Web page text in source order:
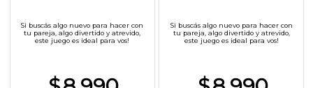
Si buscás algo nuevo para hacer con
tu pareja, algo divertido y atrevido,
este juego es ideal para vos!
Si buscás algo nuevo para hacer con
tu pareja, algo divertido y atrevido,
este juego es ideal para vos!